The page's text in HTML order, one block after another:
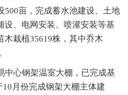
500亩，完成蓄水池建设、土地
设、电网安装、喷灌安装等基
木栽植35619株，其中乔木
中心钢架温室大棚，已完成基
月份完成钢架大棚主体建